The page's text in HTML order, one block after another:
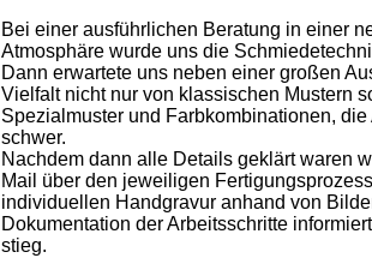
Bei einer ausführlichen Beratung in einer
Atmosphäre wurde uns die
Dann erwartete uns neben einer großen
Vielfalt nicht nur von klassischen Mustern
Spezialmuster und Farbkombinationen, die
schwer.
Nachdem dann alle Details geklärt waren
Mail über den jeweiligen
individuellen Handgravur anhand von
Dokumentation der Arbeitsschritte
stieg.